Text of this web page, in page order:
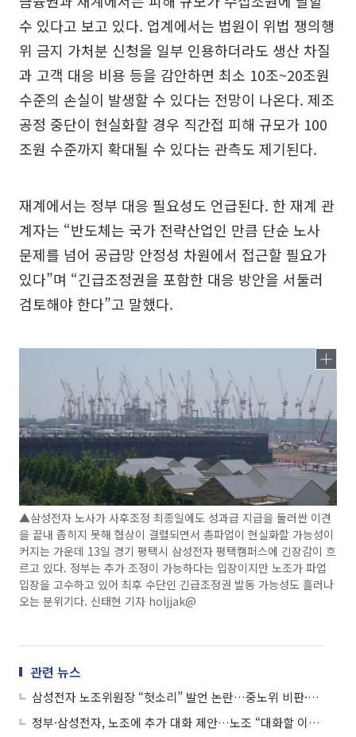
수 있다고 보고 있다. 업계에서는 법원이 위법 쟁의행
위 금지 가처분 신청을 일부 인용하더라도 생산 차질
과 고객 대응 비용 등을 감안하면 최소 10조~20조원
수준의 손실이 발생할 수 있다는 전망이 나온다. 제조
공정 중단이 현실화할 경우 직간접 피해 규모가 100
조원 수준까지 확대될 수 있다는 관측도 제기된다.
재계에서는 정부 대응 필요성도 언급된다. 한 재계 관
계자는 “반도체는 국가 전략산업인 만큼 단순 노사
문제를 넘어 공급망 안정성 차원에서 접근할 필요가
있다”며 “긴급조정권을 포함한 대응 방안을 서둘러
검토해야 한다”고 말했다.
▲삼성전자 노사가 사후조정 최종일에도 성과급 지급을 둘러싼 이견
을 끝내 좁히지 못해 협상이 결렬되면서 총파업이 현실화할 가능성이
커지는 가운데 13일 경기 평택시 삼성전자 평택캠퍼스에 긴장감이 흐
르고 있다. 정부는 추가 조정이 가능하다는 입장이지만 노조가 파업
입장을 고수하고 있어 최후 수단인 긴급조정권 발동 가능성도 흘러나
오는 분위기다. 신태현 기자 holjjak@
관련 뉴스
삼성전자 노조위원장 “헛소리” 발언 논란…중노위 비판·협력사 언급 도마 위
정부·삼성전자, 노조에 추가 대화 제안…노조 “대화할 이유 없어”